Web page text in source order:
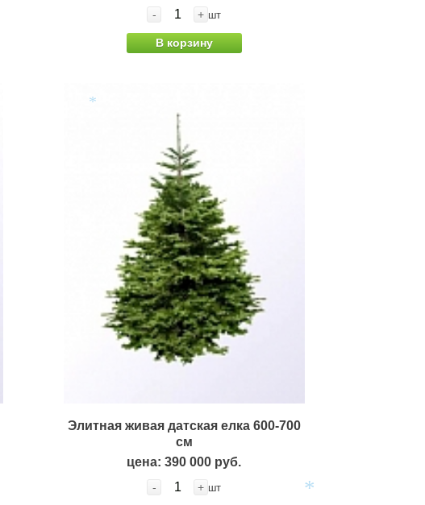
- + шт
В корзину
Элитная живая датская елка 600-700
см
цена: 390 000 руб.
- + шт